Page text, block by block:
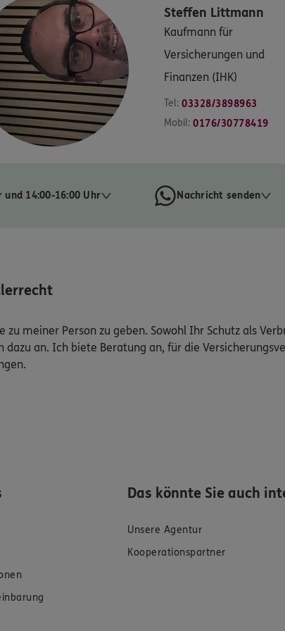
Steffen Littmann
Kaufmann für
Versicherungen und
Finanzen (IHK)
Tel: 03328/3898963
Mobil: 0176/30778419
und 14:00-16:00 Uhr Nachricht senden
meiner Person zu geben. Sowohl Ihr Schutz als
dazu an. Ich biete Beratung an, für die
Das könnte Sie auch
Unsere Agentur
Kooperationspartner